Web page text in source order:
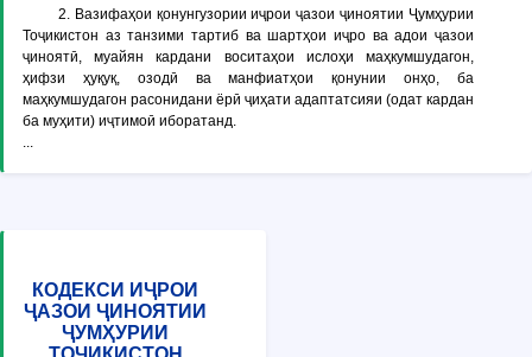
2. Вазифаҳои қонунгузории иҷрои ҷазои ҷиноятии Ҷумҳурии
Тоҷикистон аз танзими тартиб ва шартҳои иҷро ва адои ҷазои
ҷиноятӣ, муайян кардани воситаҳои ислоҳи маҳкумшудагон,
ҳифзи ҳуқуқ, озодӣ ва манфиатҳои қонунии онҳо, ба
маҳкумшудагон расонидани ёрӣ ҷиҳати адаптатсияи (одат кардан
ба муҳити) иҷтимоӣ иборатанд.
...
КОДЕКСИ ИҶРОИ
ҶАЗОИ ҶИНОЯТИИ
ҶУМҲУРИИ